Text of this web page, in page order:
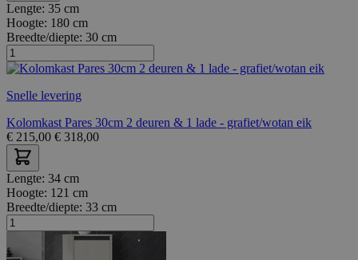
Lengte: 35 cm
Hoogte: 180 cm
Breedte/diepte: 30 cm
Snelle levering
Kolomkast Pares 30cm 2 deuren & 1 lade - grafiet/wotan eik
€ 215,00 € 318,00
Lengte: 34 cm
Hoogte: 121 cm
Breedte/diepte: 33 cm